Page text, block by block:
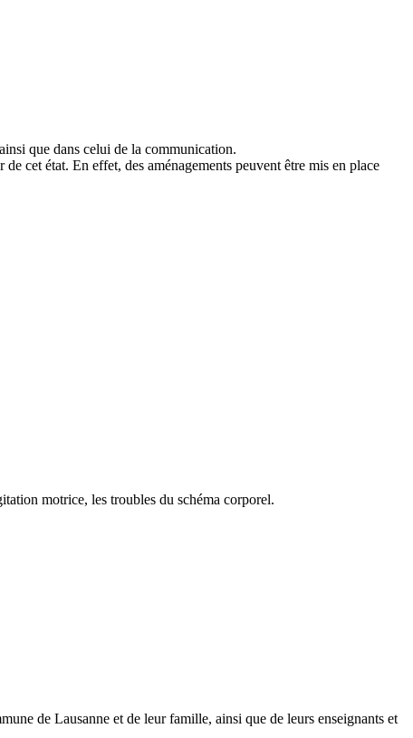
que dans celui de la communication.
cet état. En effet, des aménagements peuvent être mis en place
motrice, les troubles du schéma corporel.
de Lausanne et de leur famille, ainsi que de leurs enseignants et